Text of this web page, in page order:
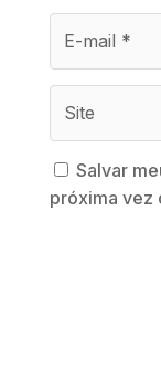
Salvar
próxima vez